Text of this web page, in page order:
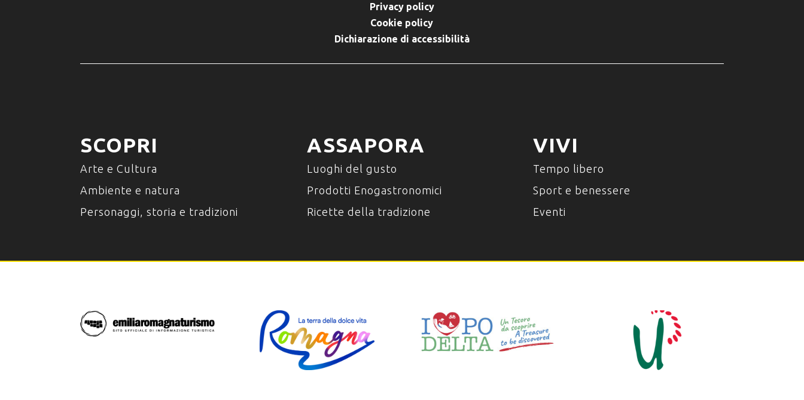
Privacy policy
Cookie policy
Dichiarazione di accessibilità
SCOPRI
Arte e Cultura
Ambiente e natura
Personaggi, storia e tradizioni
ASSAPORA
Luoghi del gusto
Prodotti Enogastronomici
Ricette della tradizione
VIVI
Tempo libero
Sport e benessere
Eventi